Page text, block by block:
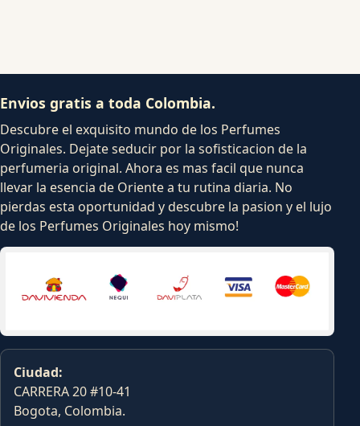
Envios gratis a toda Colombia.
Descubre el exquisito mundo de los Perfumes
Originales. Dejate seducir por la sofisticacion de la
perfumeria original. Ahora es mas facil que nunca
llevar la esencia de Oriente a tu rutina diaria. No
pierdas esta oportunidad y descubre la pasion y el lujo
de los Perfumes Originales hoy mismo!
Ciudad:
CARRERA 20 #10-41
Bogota, Colombia.